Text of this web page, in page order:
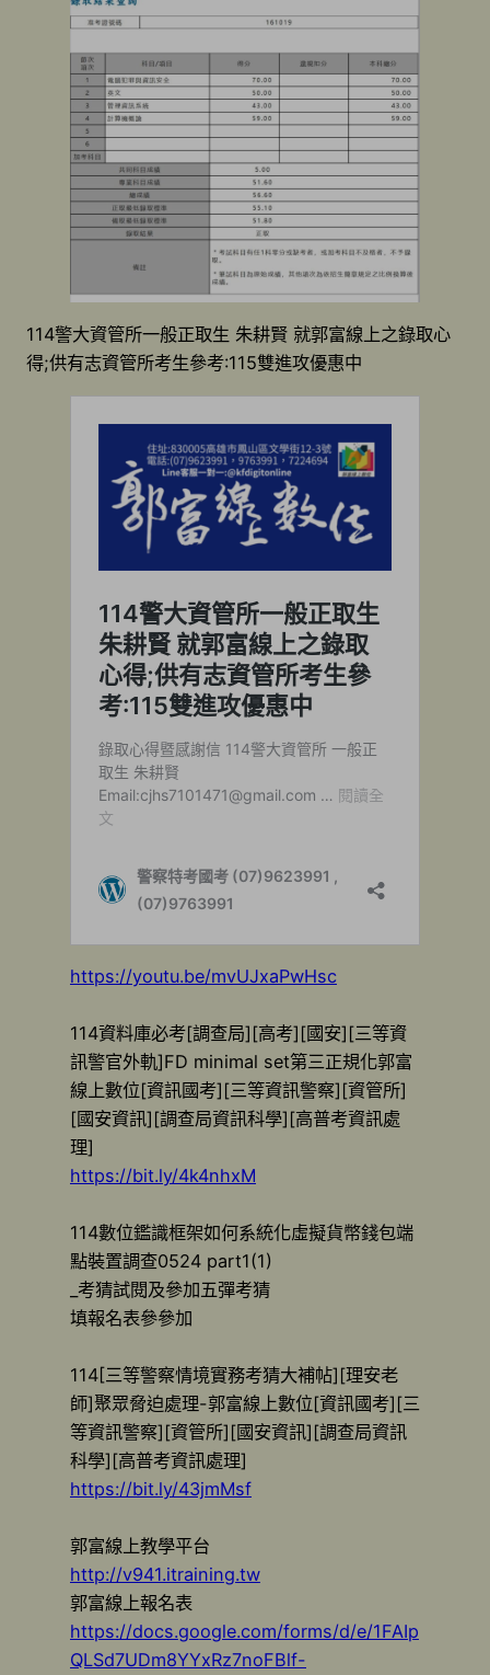
114警大資管所一般正取生 朱耕賢 就郭富線上之錄取心
得;供有志資管所考生參考:115雙進攻優惠中
https://youtu.be/mvUJxaPwHsc
114資料庫必考[調查局][高考][國安][三等資
訊警官外軌]FD minimal set第三正規化郭富
線上數位[資訊國考][三等資訊警察][資管所]
[國安資訊][調查局資訊科學][高普考資訊處
理]
https://bit.ly/4k4nhxM
114數位鑑識框架如何系統化虛擬貨幣錢包端
點裝置調查0524 part1(1)
_考猜試閱及參加五彈考猜
填報名表參參加
114[三等警察情境實務考猜大補帖][理安老
師]聚眾脅迫處理-郭富線上數位[資訊國考][三
等資訊警察][資管所][國安資訊][調查局資訊
科學][高普考資訊處理]
https://bit.ly/43jmMsf
郭富線上教學平台
http://v941.itraining.tw
郭富線上報名表
https://docs.google.com/forms/d/e/1FAIp
QLSd7UDm8YYxRz7noFBlf-